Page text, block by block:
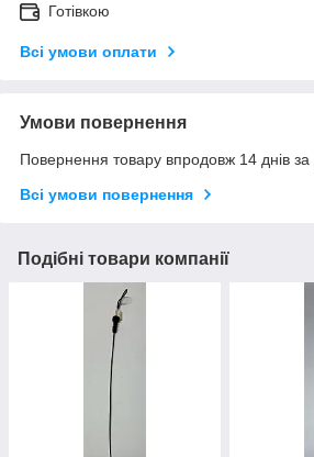
Готівкою
Всі умови оплати
Умови повернення
Повернення товару впродовж 14 днів
Всі умови повернення
Подібні товари компанії